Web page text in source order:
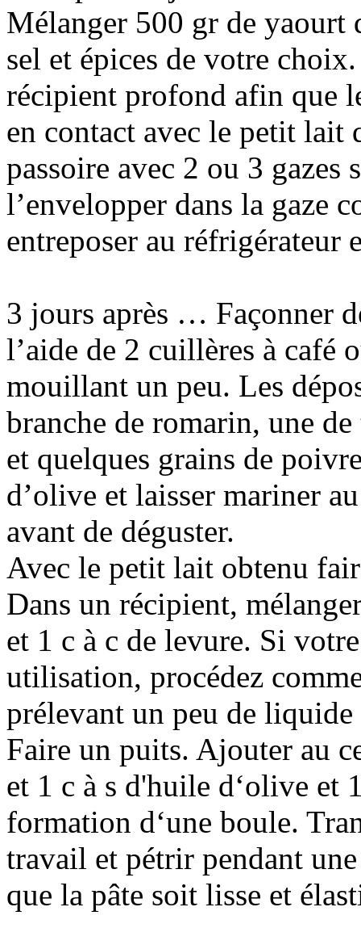
Mélanger 500 gr de yaourt
sel et épices de votre
récipient profond afin que
en contact avec le petit lait
passoire avec 2 ou 3 gazes
l’envelopper dans la gaze
entreposer au réfrigérateur
3 jours après … Façonner
l’aide de 2 cuillères à café
mouillant un peu. Les
branche de romarin, une
et quelques grains de
d’olive et laisser mariner
avant de déguster.
Avec le petit lait obtenu
Dans un récipient,
et 1 c à c de levure. Si
utilisation, procédez
prélevant un peu de liquide
Faire un puits. Ajouter au
et 1 c à s d'huile d‘olive et
formation d‘une boule.
travail et pétrir pendant
que la pâte soit lisse et